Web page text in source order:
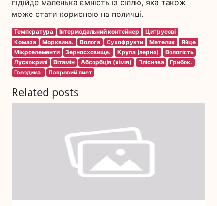
підійде маленька ємність із сіллю, яка також
може стати корисною на поличці.
Температура Інтермодальний контейнер
Цитрусові
Комаха
Морквина. Волога Сухофрукти Метелик
Яйце
Мікроелементи
Зерносховище. Крупа (зерно)
Вологість
Лускокрилі
Вітамін Абсорбція (хімія) Пліснява
Грибок.
Гвоздика.
Лавровий лист
Related posts